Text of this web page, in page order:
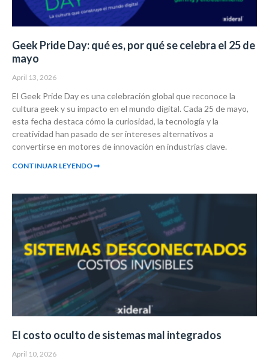
Geek Pride Day: qué es, por qué se celebra el 25 de
mayo
April 13, 2026
El Geek Pride Day es una celebración global que reconoce la
cultura geek y su impacto en el mundo digital. Cada 25 de mayo,
esta fecha destaca cómo la curiosidad, la tecnología y la
creatividad han pasado de ser intereses alternativos a
convertirse en motores de innovación en industrias clave.
CONTINUAR LEYENDO ➞
El costo oculto de sistemas mal integrados
April 10, 2026